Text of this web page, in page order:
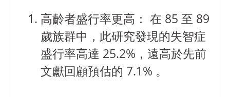
高齡者盛行率更高： 在 85 至 89
歲族群中，此研究發現的失智症
盛行率高達 25.2%，遠高於先前
文獻回顧預估的 7.1% 。